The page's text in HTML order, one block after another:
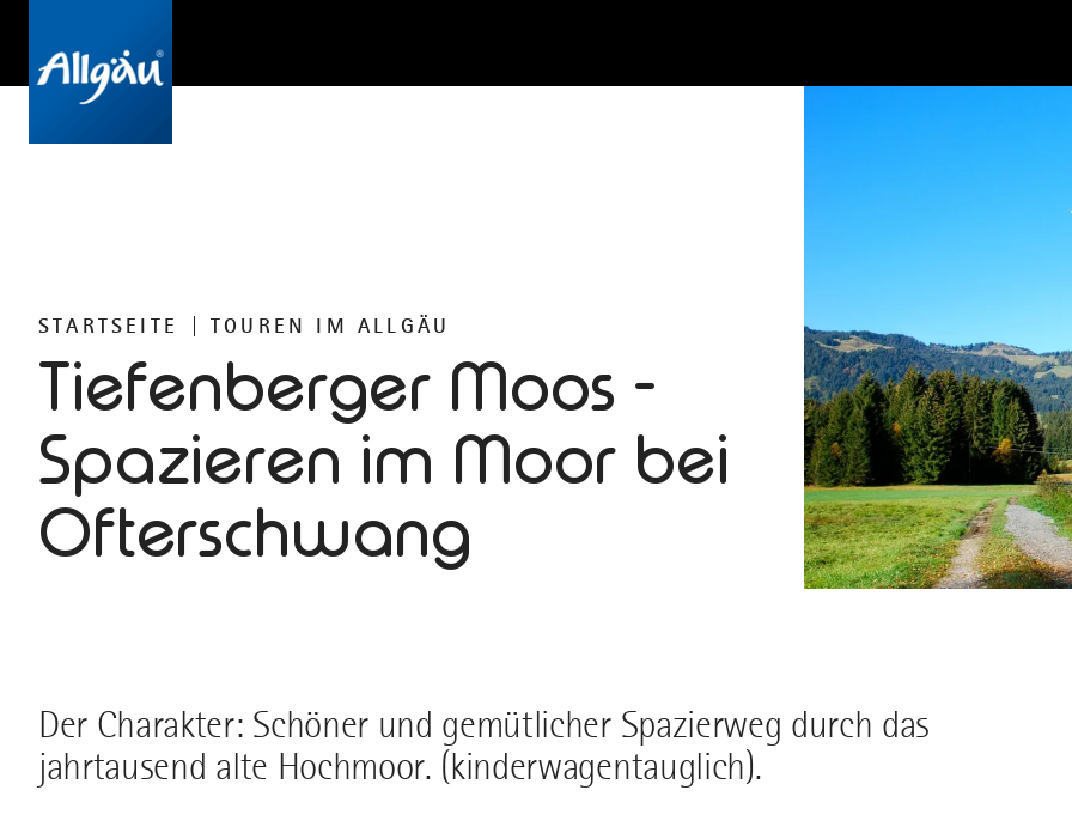
STARTSEITE TOUREN IM ALLGÄU
Tiefenberger Moos -
Spazieren im Moor bei
Ofterschwang
Der Charakter: Schöner und gemütlicher Spazierweg durch das
jahrtausend alte Hochmoor. (kinderwagentauglich).